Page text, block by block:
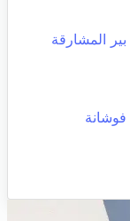
بير المشارقة
فوشانة